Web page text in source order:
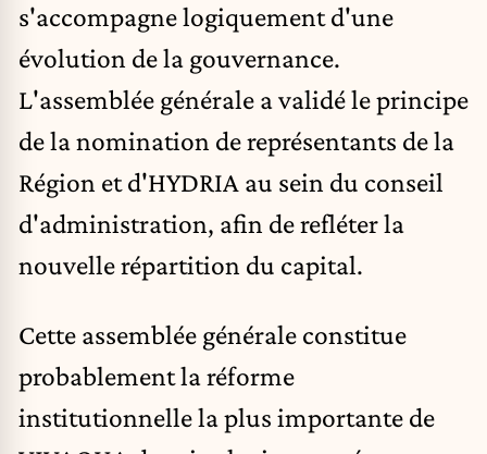
s'accompagne logiquement d'une
évolution de la gouvernance.
L'assemblée générale a validé le principe
de la nomination de représentants de la
Région et d'HYDRIA au sein du conseil
d'administration, afin de refléter la
nouvelle répartition du capital.
Cette assemblée générale constitue
probablement la réforme
institutionnelle la plus importante de